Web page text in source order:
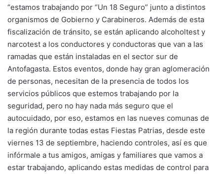
“estamos trabajando por “Un 18 Seguro” junto a distintos
organismos de Gobierno y Carabineros. Además de esta
fiscalización de tránsito, se están aplicando alcoholtest y
narcotest a los conductores y conductoras que van a las
ramadas que están instaladas en el sector sur de
Antofagasta. Estos eventos, donde hay gran aglomeración
de personas, necesitan de la presencia de todos los
servicios públicos que estemos trabajando por la
seguridad, pero no hay nada más seguro que el
autocuidado, por eso, estamos en las nueves comunas de
la región durante todas estas Fiestas Patrias, desde este
viernes 13 de septiembre, haciendo controles, así es que
infórmale a tus amigos, amigas y familiares que vamos a
estar trabajando, aplicando estas medidas de control para